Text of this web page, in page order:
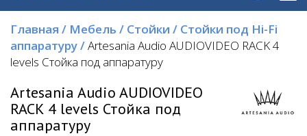
Главная / Мебель / Стойки / Стойки под Hi-Fi
аппаратуру/Artesania Audio AUDIOVIDEO RACK 4
levels Стойка под аппаратуру
Artesania Audio AUDIOVIDEO
RACK 4 levels Стойка под
аппаратуру